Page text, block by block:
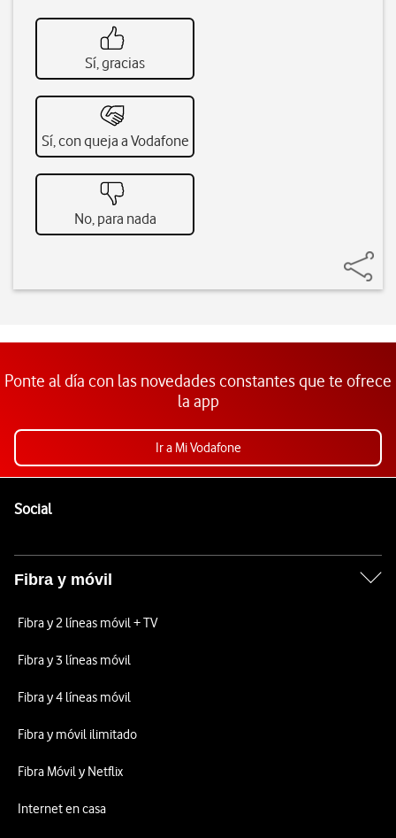
Sí, gracias
Sí, con queja a Vodafone
No, para nada
Ponte al día con las novedades constantes que te ofrece
la app
Ir a Mi Vodafone
SocialEnlaces a las redes sociales de Vodafone
Fibra y móvil
Fibra y 2 líneas móvil + TV
Fibra y 3 líneas móvil
Fibra y 4 líneas móvil
Fibra y móvil ilimitado
Fibra Móvil y Netflix
Internet en casa